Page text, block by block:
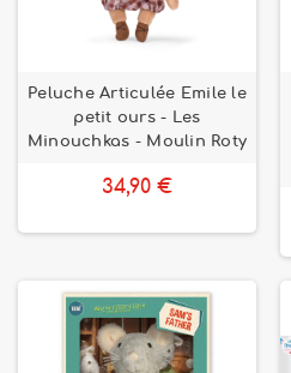
Peluche Articulée Emile le
petit ours - Les
Minouchkas - Moulin Roty
34,90 €